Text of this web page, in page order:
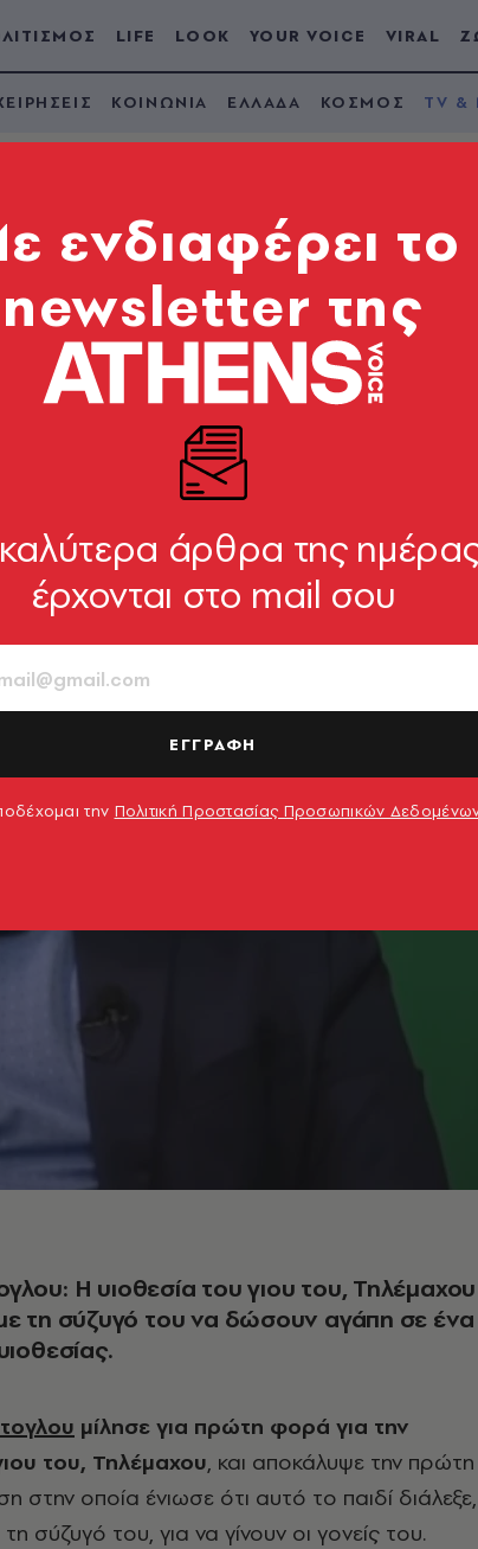
LIFE LOOK YOUR VOICE VIRAL
ΚΟΙΝΩΝΙΑ ΕΛΛΑΔΑ ΚΟΣΜΟΣ TV &
Η υιοθεσία του
συνάντηση
εξομολογήθηκε ο Σάκης
Η υιοθεσία του γιου του, Τηλέμαχου
τη σύζυγό του να δώσουν αγάπη σε ένα
μίλησε για πρώτη φορά για την
του, Τηλέμαχου, και αποκάλυψε την πρώτη
στην οποία ένιωσε ότι αυτό το παιδί διάλεξε,
σύζυγό του, για να γίνουν οι γονείς του.
ενδιαφέρει το
newsletter της
άρθρα της
έρχονται στο mail σου
ΕΓΓΡΑΦΗ
την Πολιτική Προστασίας Προσωπικών